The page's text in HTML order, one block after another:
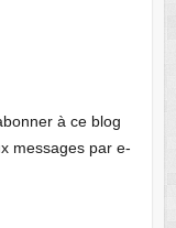
à ce blog
messages par e-